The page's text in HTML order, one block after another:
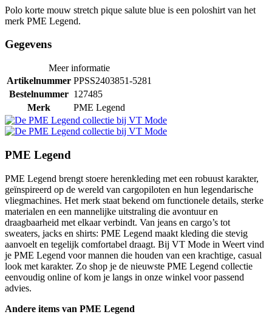
Polo korte mouw stretch pique salute blue is een poloshirt van het
merk PME Legend.
Gegevens
Meer informatie
Artikelnummer PPSS2403851-5281
Bestelnummer 127485
Merk
PME Legend
PME Legend
PME Legend brengt stoere herenkleding met een robuust karakter,
geïnspireerd op de wereld van cargopiloten en hun legendarische
vliegmachines. Het merk staat bekend om functionele details, sterke
materialen en een mannelijke uitstraling die avontuur en
draagbaarheid met elkaar verbindt. Van jeans en cargo’s tot
sweaters, jacks en shirts: PME Legend maakt kleding die stevig
aanvoelt en tegelijk comfortabel draagt. Bij VT Mode in Weert vind
je PME Legend voor mannen die houden van een krachtige, casual
look met karakter. Zo shop je de nieuwste PME Legend collectie
eenvoudig online of kom je langs in onze winkel voor passend
advies.
Andere items van PME Legend